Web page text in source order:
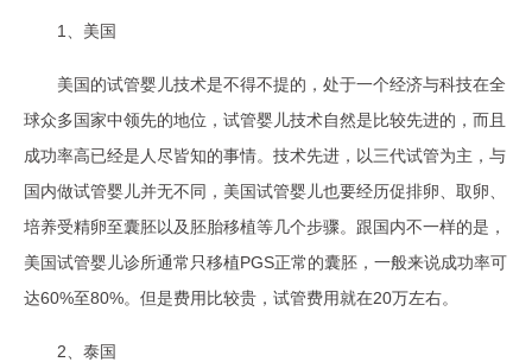
1、美国
美国的试管婴儿技术是不得不提的，处于一个经济与科技在全
球众多国家中领先的地位，试管婴儿技术自然是比较先进的，而且
成功率高已经是人尽皆知的事情。技术先进，以三代试管为主，与
国内做试管婴儿并无不同，美国试管婴儿也要经历促排卵、取卵、
培养受精卵至囊胚以及胚胎移植等几个步骤。跟国内不一样的是，
美国试管婴儿诊所通常只移植PGS正常的囊胚，一般来说成功率可
达60%至80%。但是费用比较贵，试管费用就在20万左右。
2、泰国